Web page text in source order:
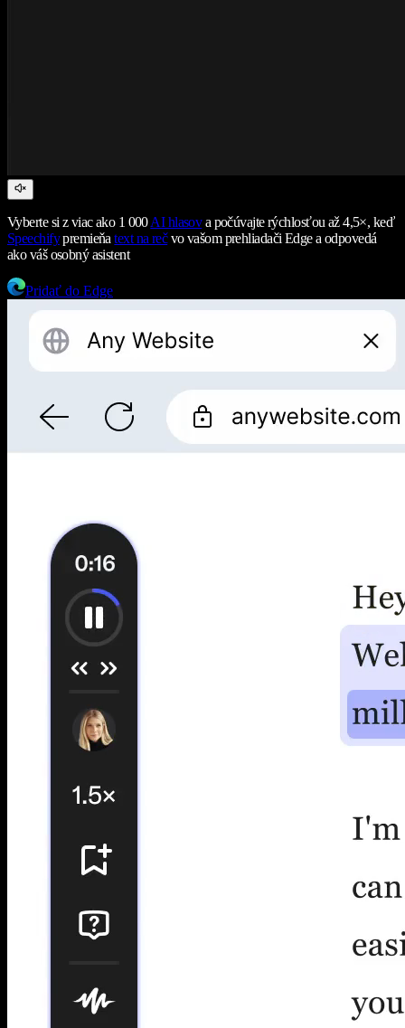
Vyberte si z viac ako 1 000AI hlasova počúvajte rýchlosťou až 4,5×, keď
Speechifypremieňatext na rečvo vašom prehliadači Edge a odpovedá
ako váš osobný asistent
Pridať do Edge